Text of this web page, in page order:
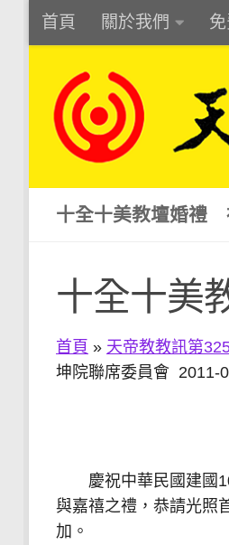
Skip to content
首頁 關於我們
十全十美教壇婚禮
十全十美
首頁 » 天帝教教訊第
坤院聯席委員會 2011-
慶祝中華民國建國
與嘉禧之禮，恭請光照
加。